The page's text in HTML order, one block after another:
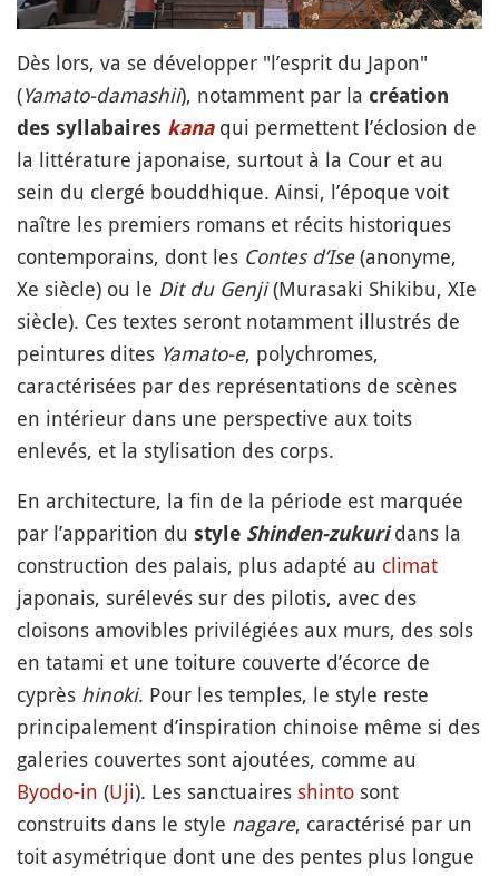
Dès lors, va se développer "l’esprit du Japon"
(Yamato-damashii), notamment par la création
des syllabaires kanaqui permettent l’éclosion de
la littérature japonaise, surtout à la Cour et au
sein du clergé bouddhique. Ainsi, l’époque voit
naître les premiers romans et récits historiques
contemporains, dont les Contes d’Ise(anonyme,
Xe siècle) ou le Dit du Genji(Murasaki Shikibu, XIe
siècle). Ces textes seront notamment illustrés de
peintures dites Yamato-e, polychromes,
caractérisées par des représentations de scènes
en intérieur dans une perspective aux toits
enlevés, et la stylisation des corps.
En architecture, la fin de la période est marquée
par l’apparition du style Shinden-zukuridans la
construction des palais, plus adapté au climat
japonais, surélevés sur des pilotis, avec des
cloisons amovibles privilégiées aux murs, des sols
en tatami et une toiture couverte d’écorce de
cyprès hinoki. Pour les temples, le style reste
principalement d’inspiration chinoise même si des
galeries couvertes sont ajoutées, comme au
Byodo-in (Uji). Les sanctuaires shinto sont
construits dans le style nagare, caractérisé par un
toit asymétrique dont une des pentes plus longue